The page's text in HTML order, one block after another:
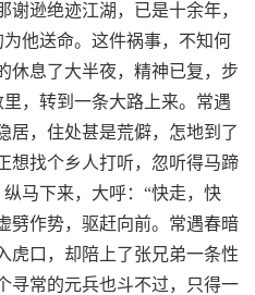
谢逊绝迹江湖，已是十余年，
他送命。这件祸事，不知何
休息了大半夜，精神已复，步
，转到一条大路上来。常遇
居，住处甚是荒僻，怎地到了
想找个乡人打听，忽听得马蹄
马下来，大呼：“快走，快
劈作势，驱赶向前。常遇春暗
虎口，却陪上了张兄弟一条性
寻常的元兵也斗不过，只得一